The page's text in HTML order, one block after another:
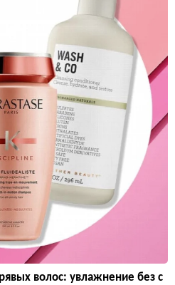
волос: увлажнение без с